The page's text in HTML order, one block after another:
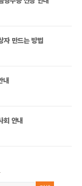
만드는 방법
내
회 안내